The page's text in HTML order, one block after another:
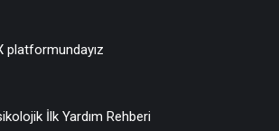
platformundayız
İlk Yardım Rehberi